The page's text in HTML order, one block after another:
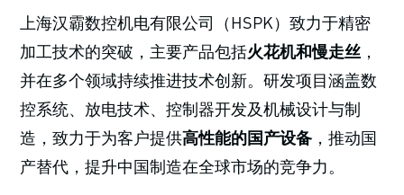
上海汉霸数控机电有限公司（HSPK）致力于精密
加工技术的突破，主要产品包括火花机和慢走丝 ，
并在多个领域持续推进技术创新。研发项目涵盖数
控系统、放电技术、控制器开发及机械设计与制
造，致力于为客户提供高性能的国产设备 ，推动国
产替代，提升中国制造在全球市场的竞争力。